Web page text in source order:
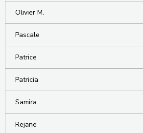
Olivier M.
Pascale
Patrice
Patricia
Samira
Rejane